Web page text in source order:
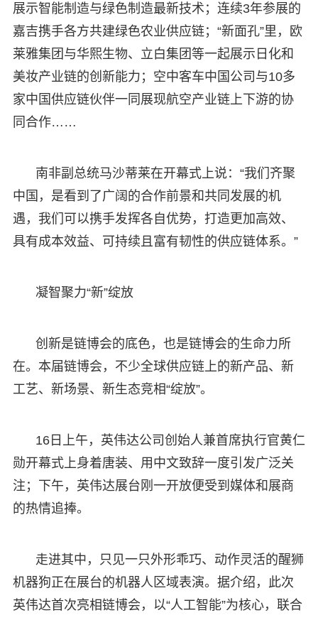
展示智能制造与绿色制造最新技术；连续3年参展的
嘉吉携手各方共建绿色农业供应链；“新面孔”里，欧
莱雅集团与华熙生物、立白集团等一起展示日化和
美妆产业链的创新能力；空中客车中国公司与10多
家中国供应链伙伴一同展现航空产业链上下游的协
同合作……
南非副总统马沙蒂莱在开幕式上说：“我们齐聚
中国，是看到了广阔的合作前景和共同发展的机
遇，我们可以携手发挥各自优势，打造更加高效、
具有成本效益、可持续且富有韧性的供应链体系。”
凝智聚力“新”绽放
创新是链博会的底色，也是链博会的生命力所
在。本届链博会，不少全球供应链上的新产品、新
工艺、新场景、新生态竞相“绽放”。
16日上午，英伟达公司创始人兼首席执行官黄仁
勋开幕式上身着唐装、用中文致辞一度引发广泛关
注；下午，英伟达展台刚一开放便受到媒体和展商
的热情追捧。
走进其中，只见一只外形乖巧、动作灵活的醒狮
机器狗正在展台的机器人区域表演。据介绍，此次
英伟达首次亮相链博会，以“人工智能”为核心，联合